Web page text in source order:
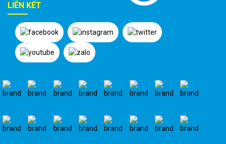
LIÊN KẾT